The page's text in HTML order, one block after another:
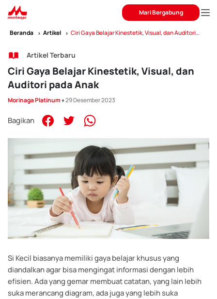
Mari Bergabung
Beranda Artikel
Ciri Gaya Belajar Kinestetik, Visual, dan Auditori
Artikel Terbaru
Ciri Gaya Belajar Kinestetik, Visual, dan
Auditori pada Anak
Morinaga Platinum♦ 29 Desember 2023
Bagikan
Si Kecil biasanya memiliki gaya belajar khusus yang
diandalkan agar bisa mengingat informasi dengan lebih
efisien. Ada yang gemar membuat catatan, yang lain lebih
suka merancang diagram, ada juga yang lebih suka